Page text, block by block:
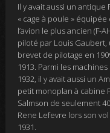
Il y avait aussi un
« cage à poule »
l’avion le plus ancien (F-
piloté par Louis
brevet de pilotage en
1913. Parmi les
1932, il y avait aussi un
petit monoplan à cabine
Salmson de seulement
Rene Lefevre lors son
1931.